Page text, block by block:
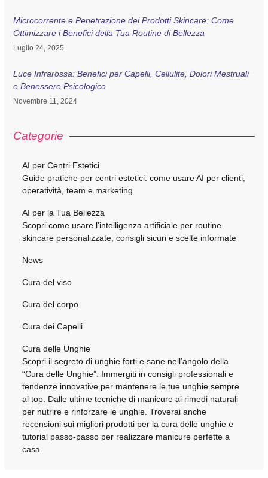
Microcorrente e Penetrazione dei Prodotti Skincare: Come
Ottimizzare i Benefici della Tua Routine di Bellezza
Luglio 24, 2025
Luce Infrarossa: Benefici per Capelli, Cellulite, Dolori Mestruali
e Benessere Psicologico
Novembre 11, 2024
Categorie
AI per Centri Estetici
Guide pratiche per centri estetici: come usare AI per clienti,
operatività, team e marketing
AI per la Tua Bellezza
Scopri come usare l’intelligenza artificiale per routine
skincare personalizzate, consigli sicuri e scelte informate
News
Cura del viso
Cura del corpo
Cura dei Capelli
Cura delle Unghie
Scopri il segreto di unghie forti e sane nell’angolo della
“Cura delle Unghie”. Immergiti in consigli professionali e
tendenze innovative per mantenere le tue unghie sempre
al top. Dalle ultime tecniche di manicure ai rimedi naturali
per nutrire e rinforzare le unghie. Troverai anche
recensioni sui migliori prodotti per la cura delle unghie e
tutorial passo-passo per realizzare manicure perfette a
casa.